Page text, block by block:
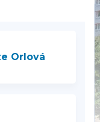
Orlová